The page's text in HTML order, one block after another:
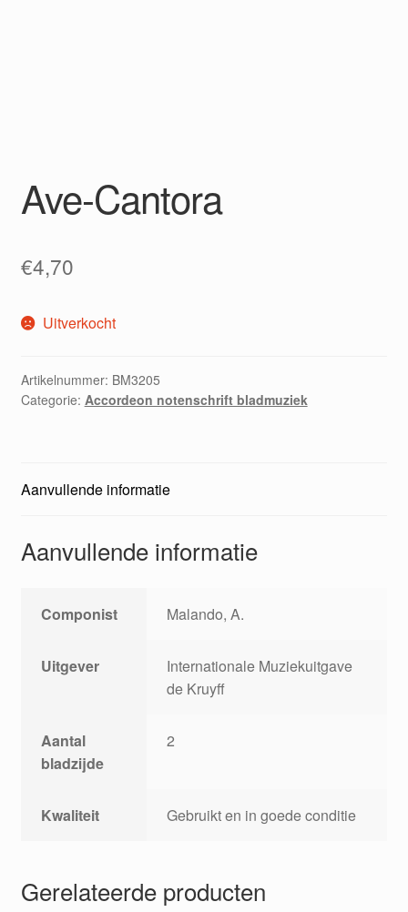
Ave-Cantora
€4,70
Uitverkocht
Artikelnummer: BM3205
Categorie: Accordeon notenschrift bladmuziek
Aanvullende informatie
Aanvullende informatie
Componist Malando, A.
Uitgever
Internationale Muziekuitgave
de Kruyff
Aantal
bladzijde
2
Kwaliteit Gebruikt en in goede conditie
Gerelateerde producten